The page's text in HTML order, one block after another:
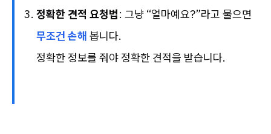
정확한 견적 요청법: 그냥 “얼마예요?”라고 물으면
무조건 손해 봅니다.
정확한 정보를 줘야 정확한 견적을 받습니다.